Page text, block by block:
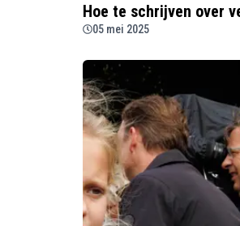
Hoe te schrijven over
05 mei 2025